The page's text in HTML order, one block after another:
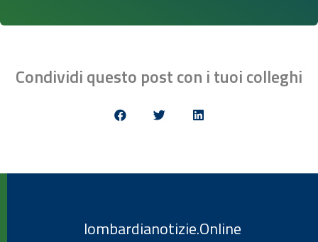
Condividi questo post con i tuoi colleghi
lombardianotizie.Online